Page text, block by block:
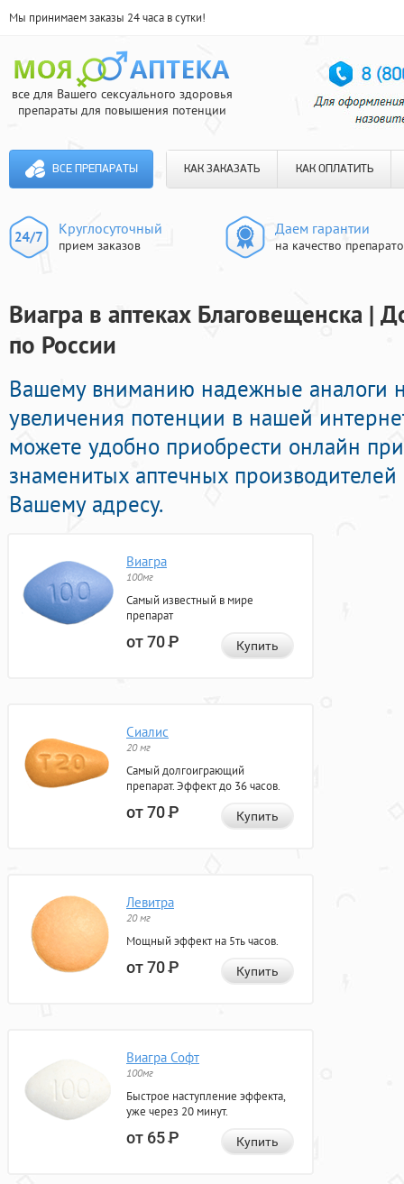
Мы принимаем заказы 24 часа в сутки!
все для Вашего сексуального здоровья
препараты для повышения потенции
ВСЕ ПРЕПАРАТЫ КАК ЗАКАЗАТЬ КАК ОПЛАТИТЬ
Круглосуточный
прием заказов
Даем гарантии
на качество
Виагра в аптеках Благовещенска |
по России
Вашему вниманию надежные аналоги
увеличения потенции в нашей
можете удобно приобрести онлайн
знаменитых аптечных производителей
Вашему адресу.
Виагра
100мг
Самый известный в мире
препарат
от 70Р Купить
Сиалис
20 мг
Самый долгоиграющий
препарат. Эффект до 36 часов.
от 70Р Купить
Левитра
20 мг
Мощный эффект на 5ть часов.
от 70Р Купить
Виагра Софт
100мг
Быстрое наступление эффекта,
уже через 20 минут.
от 65Р Купить